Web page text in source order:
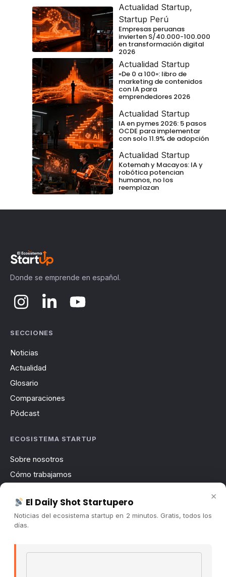
Actualidad Startup,
Startup Perú
Empresas peruanas
invierten S/40.000-100.000
en transformación digital
2026
Actualidad Startup
«De 0 a 100»: libro de
marketing de contenidos
con IA para
emprendedores 2026
Actualidad Startup
IA en pymes 2026: 5 pasos
OCDE para implementar
con solo 11.9% de adopción
Actualidad Startup
Kotemah y Macayos: IA y
robótica potencian
humanos, no los
reemplazan
Donde se emprende en español.
SECCIONES
Noticias
Actualidad
Glosario
Comparaciones
Pódcast
ECOSISTEMA STARTUP
Sobre nosotros
Cómo trabajamos
Contacto
Publicidad
×
El Daily Shot Startupero
Noticias del ecosistema startup en 2 minutos. Gratis, todos los
días.